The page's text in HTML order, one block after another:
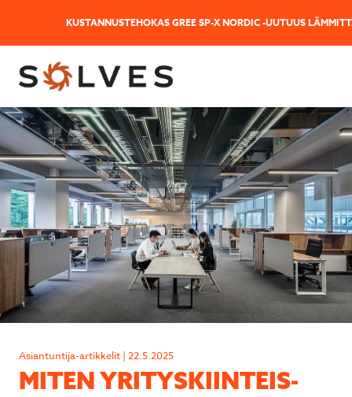
KUSTANNUSTEHOKAS GREE SP-X NORDIC -UUTUUS
Asiantuntija-artikkelit | 22.5.2025
MITEN YRI­TYS­KIIN­TEIS­
Jäikö sinulla
Lähetä kysymyksesi helposti tämän
niin vastaamme sinulle